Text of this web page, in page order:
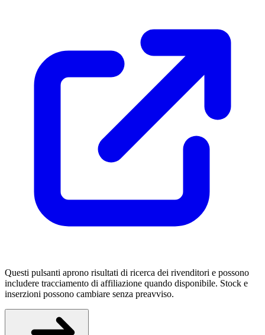
Questi pulsanti aprono risultati di ricerca dei rivenditori e possono
includere tracciamento di affiliazione quando disponibile. Stock e
inserzioni possono cambiare senza preavviso.